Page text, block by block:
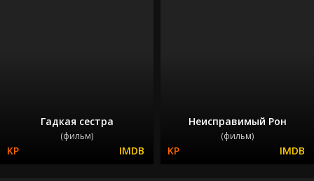
Гадкая сестра
(фильм)
Неисправимый Рон
(фильм)